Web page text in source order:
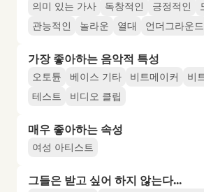
의미 있는 가사
독창적인 긍정적인
관능적인
놀라운 열대 언더그라운드
가장 좋아하는 음악적 특성
오토튠 베이스 기타 비트메이커 비
테스트
비디오 클립
매우 좋아하는 속성
여성 아티스트
그들은 받고 싶어 하지 않는다...